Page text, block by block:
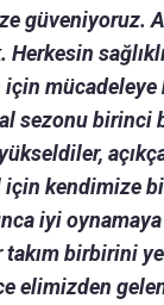
güveniyoruz.
mücadeleye
sezonu birinci
için kendimize
iyi oynamaya
birbirini
elimizden